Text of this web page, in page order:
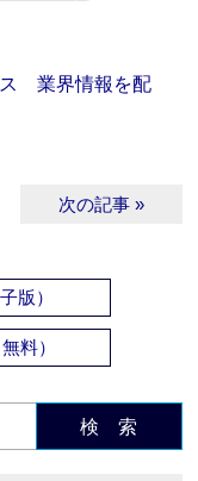
業界情報を配
次の記事 »
版）
料）
検 索